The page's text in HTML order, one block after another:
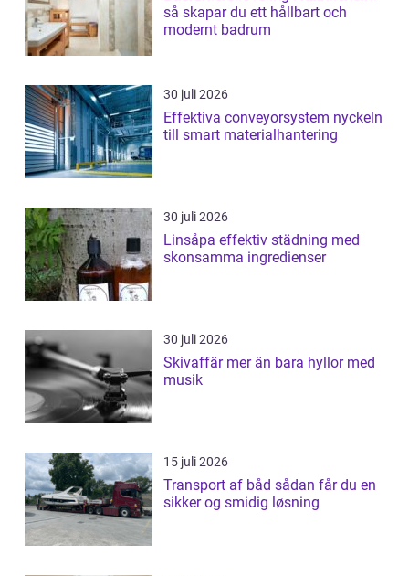
så skapar du ett hållbart och
modernt badrum
30 juli 2026
Effektiva conveyorsystem nyckeln
till smart materialhantering
30 juli 2026
Linsåpa effektiv städning med
skonsamma ingredienser
30 juli 2026
Skivaffär mer än bara hyllor med
musik
15 juli 2026
Transport af båd sådan får du en
sikker og smidig løsning